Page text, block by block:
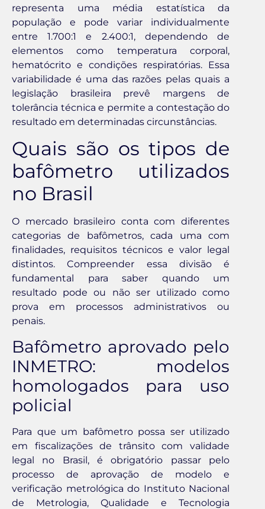
representa uma média estatística da
população e pode variar individualmente
entre 1.700:1 e 2.400:1, dependendo de
elementos como temperatura corporal,
hematócrito e condições respiratórias. Essa
variabilidade é uma das razões pelas quais a
legislação brasileira prevê margens de
tolerância técnica e permite a contestação do
resultado em determinadas circunstâncias.
Quais são os tipos de
bafômetro utilizados
no Brasil
O mercado brasileiro conta com diferentes
categorias de bafômetros, cada uma com
finalidades, requisitos técnicos e valor legal
distintos. Compreender essa divisão é
fundamental para saber quando um
resultado pode ou não ser utilizado como
prova em processos administrativos ou
penais.
Bafômetro aprovado pelo
INMETRO: modelos
homologados para uso
policial
Para que um bafômetro possa ser utilizado
em fiscalizações de trânsito com validade
legal no Brasil, é obrigatório passar pelo
processo de aprovação de modelo e
verificação metrológica do Instituto Nacional
de Metrologia, Qualidade e Tecnologia